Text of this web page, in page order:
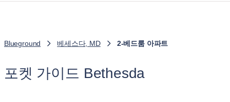
Blueground 베세스다, MD 2-베드룸 아파트
포켓 가이드 Bethesda